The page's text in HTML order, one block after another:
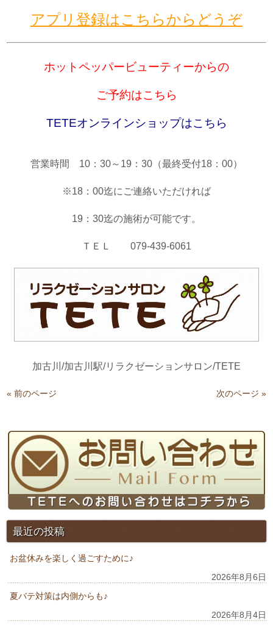
アプリ登録はこちらからどうぞ
ホットペッパービューティーからの
ご予約はこちら
TETEオンラインショップはこちら
営業時間 10：30～19：30（最終受付18：00）
※18：00迄にご連絡いただければ
19：30迄の施術が可能です。
ＴＥＬ 079-439-6061
加古川/加古川駅/リラクゼーションサロン/TETE
« 前のページ 次のページ »
最近の投稿
お盆休みを楽しく過ごすために♪
2026年8月6日
夏バテ対策は内側からも♪
2026年8月4日